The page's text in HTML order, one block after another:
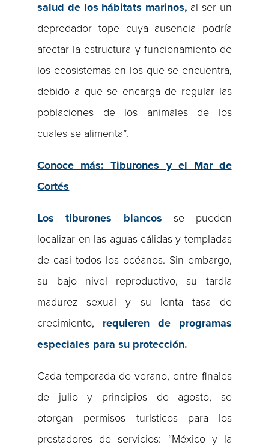
salud de los hábitats marinos, al ser un
depredador tope cuya ausencia podría
afectar la estructura y funcionamiento de
los ecosistemas en los que se encuentra,
debido a que se encarga de regular las
poblaciones de los animales de los
cuales se alimenta”.
Conoce más: Tiburones y el Mar de
Cortés
Los tiburones blancos se pueden
localizar en las aguas cálidas y templadas
de casi todos los océanos. Sin embargo,
su bajo nivel reproductivo, su tardía
madurez sexual y su lenta tasa de
crecimiento, requieren de programas
especiales para su protección.
Cada temporada de verano, entre finales
de julio y principios de agosto, se
otorgan permisos turísticos para los
prestadores de servicios: “México y la